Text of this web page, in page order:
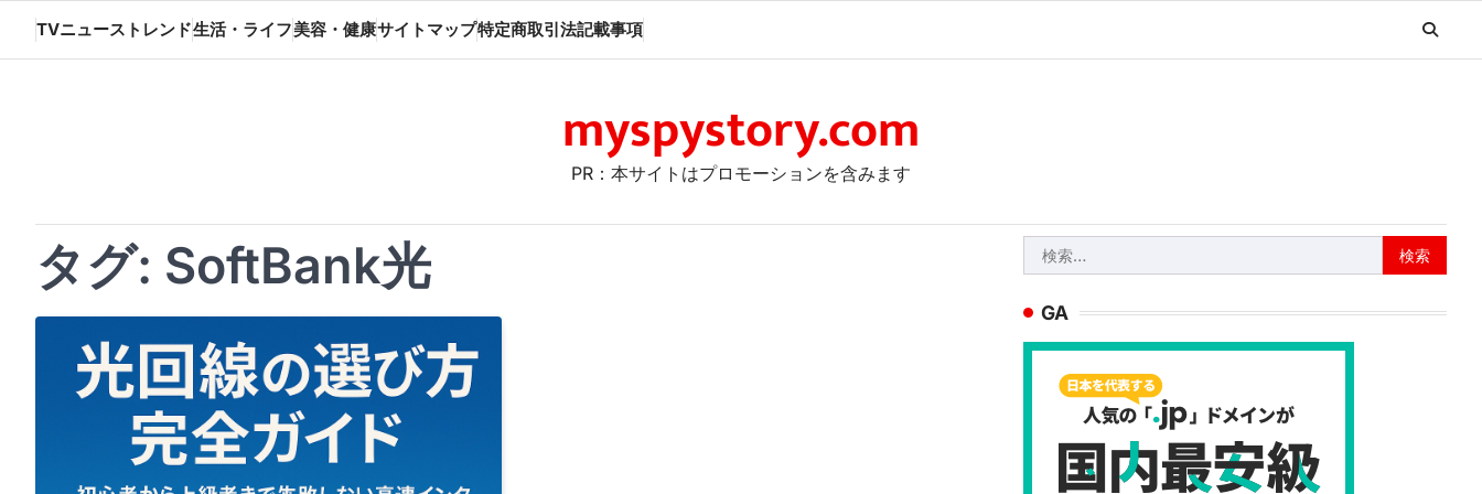
content
TVニューストレンド生活・ライフ美容・健康サイトマップ特定商取引法記載事項
myspystory.com
PR：本サイトはプロモーションを含みます
タグ: SoftBank光
索:
GA